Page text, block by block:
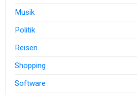
Musik
Politik
Reisen
Shopping
Software